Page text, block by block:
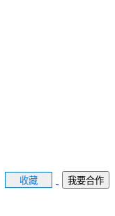
收藏 我要合作